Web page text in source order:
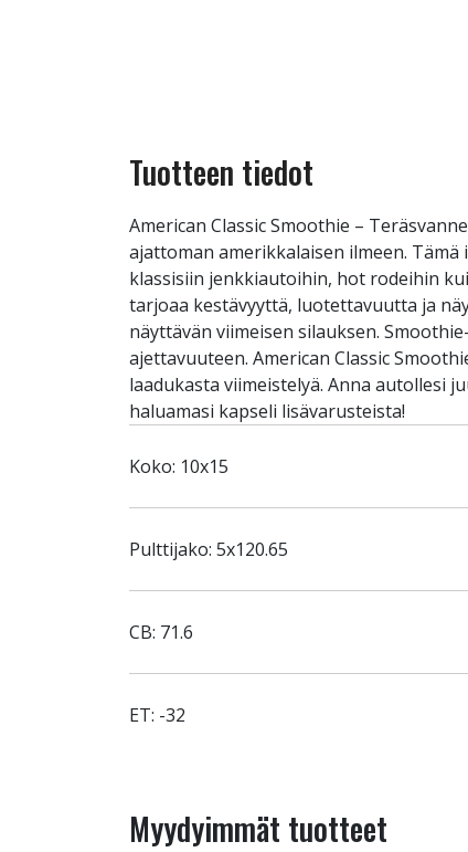
Tuotteen tiedot
American Classic Smoothie –
ajattoman amerikkalaisen ilmeen.
klassisiin jenkkiautoihin, hot rodeihin
tarjoaa kestävyyttä, luotettavuutta ja
näyttävän viimeisen silauksen.
ajettavuuteen. American Classic
laadukasta viimeistelyä. Anna autollesi
haluamasi kapseli lisävarusteista!
Koko: 10x15
Pulttijako: 5x120.65
CB: 71.6
ET: -32
Myydyimmät tuotteet